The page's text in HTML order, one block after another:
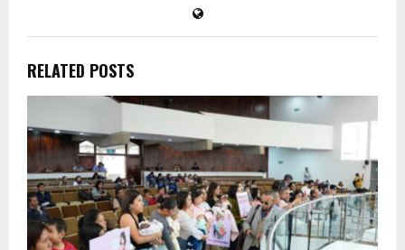
RELATED POSTS